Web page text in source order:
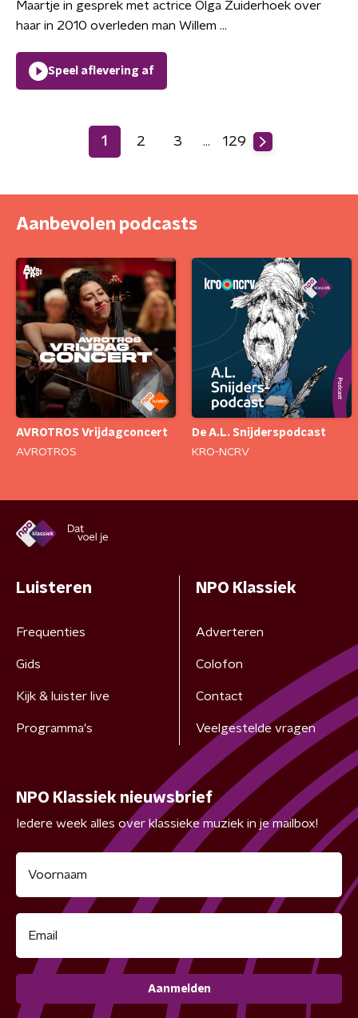
Maartje in gesprek met actrice Olga Zuiderhoek over
haar in 2010 overleden man Willem ...
Speel aflevering af
1 2 3 … 129
Aanbevolen podcasts
AVROTROS Vrijdagconcert
AVROTROS
De A.L. Snijderspodcast
KRO-NCRV
Luisteren
Frequenties
Gids
Kijk & luister live
Programma's
NPO Klassiek
Adverteren
Colofon
Contact
Veelgestelde vragen
NPO Klassiek nieuwsbrief
Iedere week alles over klassieke muziek in je mailbox!
Aanmelden